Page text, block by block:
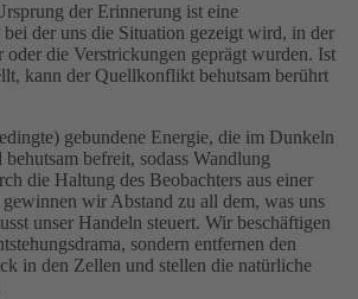
der Erinnerung ist eine
bei der uns die Situation gezeigt wird, in der
oder die Verstrickungen geprägt wurden. Ist
kann der Quellkonflikt behutsam berührt
gebundene Energie, die im Dunkeln
befreit, sodass Wandlung
die Haltung des Beobachters aus einer
gewinnen wir Abstand zu all dem, was uns
unser Handeln steuert. Wir beschäftigen
sondern entfernen den
in den Zellen und stellen die natürliche